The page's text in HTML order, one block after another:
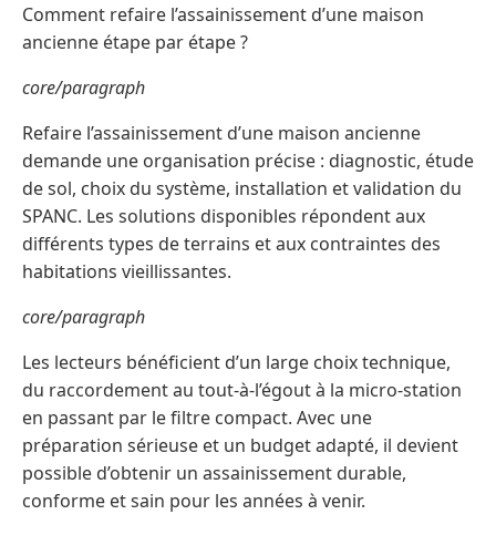
Comment refaire l’assainissement d’une maison
ancienne étape par étape ?
core/paragraph
Refaire l’assainissement d’une maison ancienne
demande une organisation précise : diagnostic, étude
de sol, choix du système, installation et validation du
SPANC. Les solutions disponibles répondent aux
différents types de terrains et aux contraintes des
habitations vieillissantes.
core/paragraph
Les lecteurs bénéficient d’un large choix technique,
du raccordement au tout-à-l’égout à la micro-station
en passant par le filtre compact. Avec une
préparation sérieuse et un budget adapté, il devient
possible d’obtenir un assainissement durable,
conforme et sain pour les années à venir.